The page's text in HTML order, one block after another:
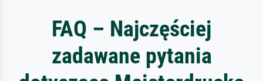
FAQ – Najczęściej
zadawane pytania